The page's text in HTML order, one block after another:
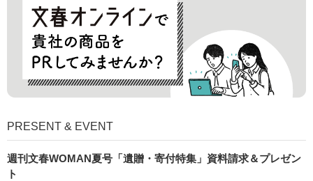
PRESENT & EVENT
週刊文春WOMAN夏号「遺贈・寄付特集」資料請求＆プレゼン
ト